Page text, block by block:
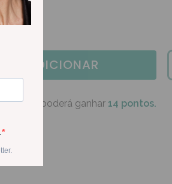
ADICIONAR
poderá ganhar 14 pontos.